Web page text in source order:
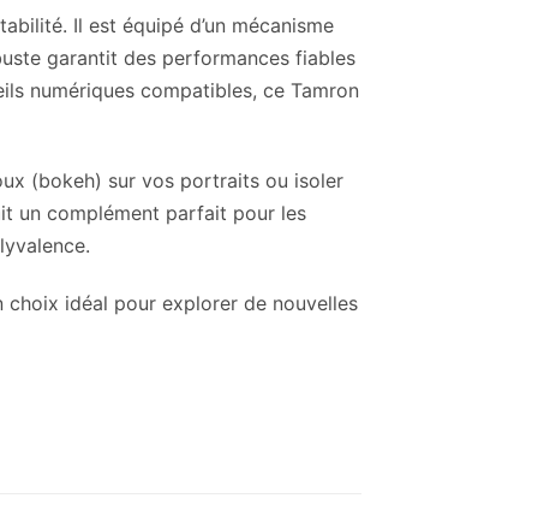
Il est équipé d’un mécanisme
garantit des performances fiables
numériques compatibles, ce Tamron
(bokeh) sur vos portraits ou isoler
un complément parfait pour les
choix idéal pour explorer de nouvelles